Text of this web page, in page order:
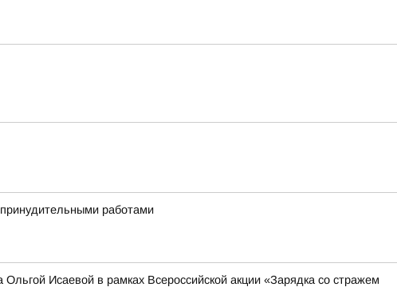
работами
Исаевой в рамках Всероссийской акции «Зарядка со стражем